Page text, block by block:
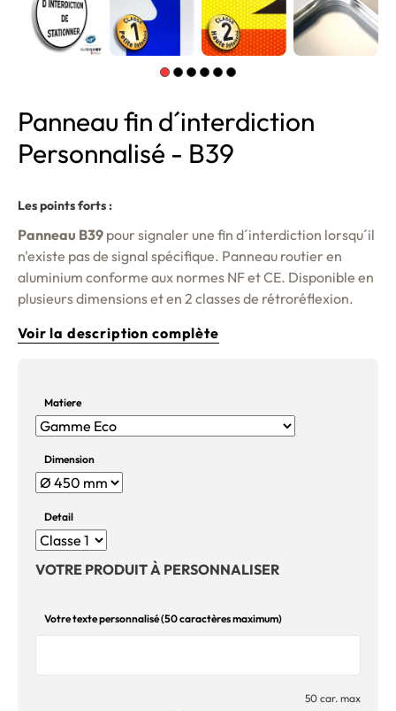
Panneau fin d´interdiction
Personnalisé - B39
Les points forts :
Panneau B39 pour signaler une fin d´interdiction lorsqu´il
n'existe pas de signal spécifique. Panneau routier en
aluminium conforme aux normes NF et CE. Disponible en
plusieurs dimensions et en 2 classes de rétroréflexion.
Voir la description complète
Matiere
Dimension
Detail
VOTRE PRODUIT À PERSONNALISER
Votre texte personnalisé (50 caractères maximum)
50 car. max